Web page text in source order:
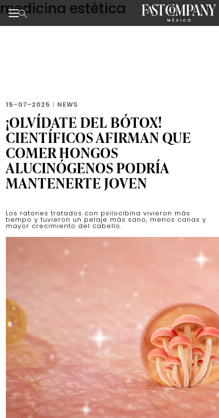
Skip
to
the
medicina estética
15-07-2025 | NEWS
¡OLVÍDATE DEL BÓTOX!
CIENTÍFICOS AFIRMAN QUE
COMER HONGOS
ALUCINÓGENOS PODRÍA
MANTENERTE JOVEN
Los ratones tratados con psilocibina vivieron más
tiempo y tuvieron un pelaje más sano, menos canas y
mayor crecimiento del cabello.